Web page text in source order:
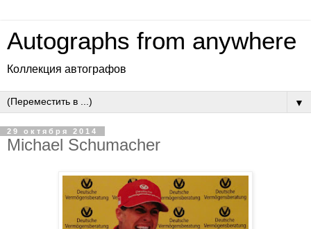
Autographs from anywhere
Коллекция автографов
▼
29 октября 2014
Michael Schumacher